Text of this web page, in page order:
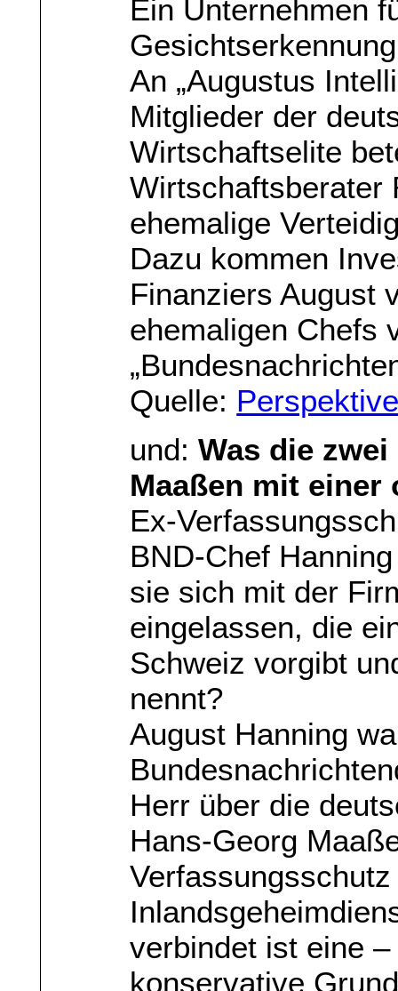
Ein Unternehmen
An „Augustus
Mitglieder der
Wirtschaftselite
Wirtschaftsberater
ehemalige
Dazu kommen
Finanziers August
ehemaligen Chefs
Quelle:
und:Was die
Maaßen mit
Ex-
BND-Chef
sie sich mit der
eingelassen, die
Schweiz vorgibt
nennt?
August Hanning
Herr über die
Hans-Georg
verbindet ist eine
konservative